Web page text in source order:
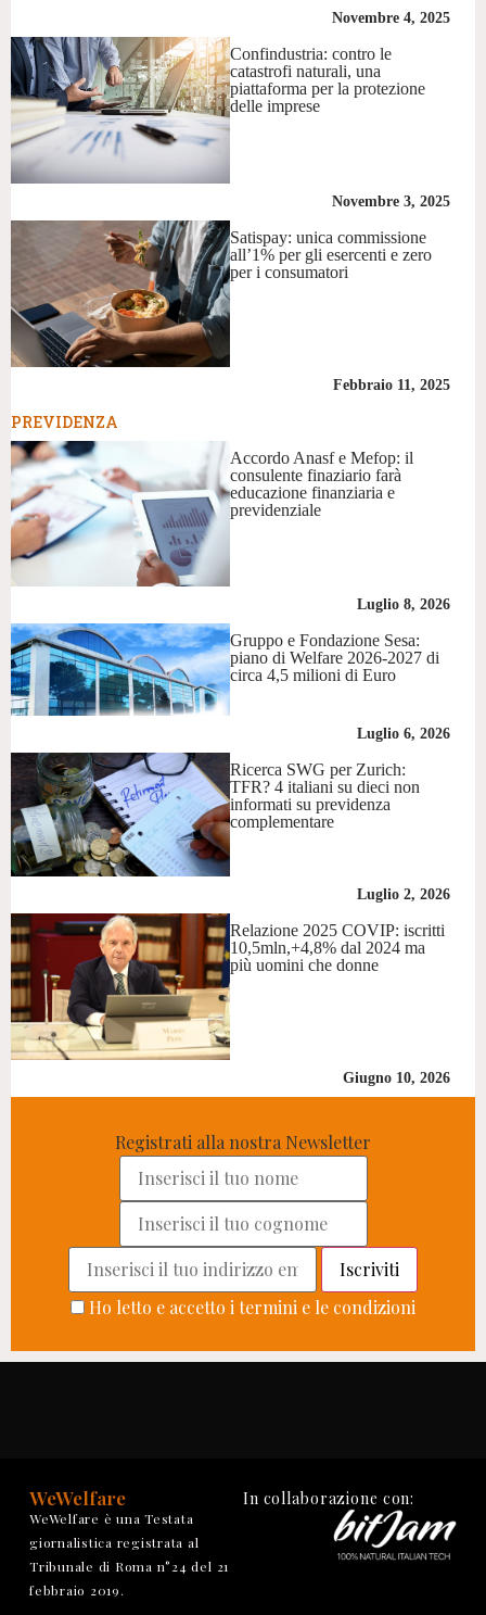
Novembre 4, 2025
Confindustria: contro le
catastrofi naturali, una
piattaforma per la protezione
delle imprese
Novembre 3, 2025
Satispay: unica commissione
all’1% per gli esercenti e zero
per i consumatori
Febbraio 11, 2025
PREVIDENZA
Accordo Anasf e Mefop: il
consulente finaziario farà
educazione finanziaria e
previdenziale
Luglio 8, 2026
Gruppo e Fondazione Sesa:
piano di Welfare 2026-2027 di
circa 4,5 milioni di Euro
Luglio 6, 2026
Ricerca SWG per Zurich:
TFR? 4 italiani su dieci non
informati su previdenza
complementare
Luglio 2, 2026
Relazione 2025 COVIP: iscritti
10,5mln,+4,8% dal 2024 ma
più uomini che donne
Giugno 10, 2026
Registrati alla nostra Newsletter
Ho letto e accetto i termini e le condizioni
WeWelfare
WeWelfare è una Testata
giornalistica registrata al
Tribunale di Roma n°24 del 21
febbraio 2019.
In collaborazione con: